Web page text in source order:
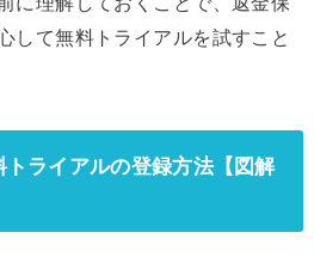
して無料トライアルを試すこと
ライアルの登録方法【図解